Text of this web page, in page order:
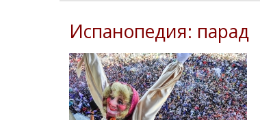
Испанопедия: парад